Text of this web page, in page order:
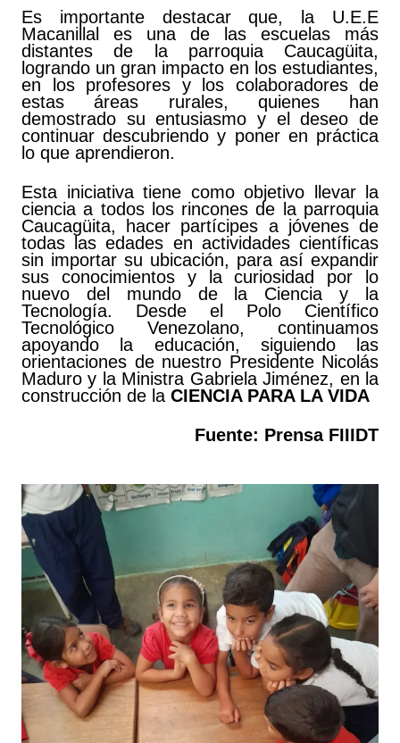
Es importante destacar que, la U.E.E
Macanillal es una de las escuelas más
distantes de la parroquia Caucagüita,
logrando un gran impacto en los estudiantes,
en los profesores y los colaboradores de
estas áreas rurales, quienes han
demostrado su entusiasmo y el deseo de
continuar descubriendo y poner en práctica
lo que aprendieron.
Esta iniciativa tiene como objetivo llevar la
ciencia a todos los rincones de la parroquia
Caucagüita, hacer partícipes a jóvenes de
todas las edades en actividades científicas
sin importar su ubicación, para así expandir
sus conocimientos y la curiosidad por lo
nuevo del mundo de la Ciencia y la
Tecnología. Desde el Polo Científico
Tecnológico Venezolano, continuamos
apoyando la educación, siguiendo las
orientaciones de nuestro Presidente Nicolás
Maduro y la Ministra Gabriela Jiménez, en la
construcción de la CIENCIA PARA LA VIDA
Fuente: Prensa FIIIDT